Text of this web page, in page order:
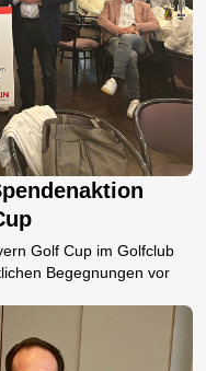
Golf Cup im Golfclub
Begegnungen vor